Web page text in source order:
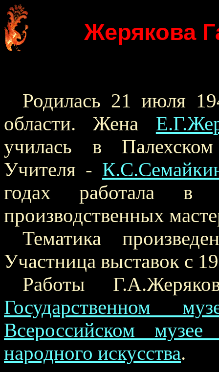
Жерякова
Родилась 21 июля
области. Жена
училась в
Учителя -
годах работала в
производственных
Тематика
Участница выставок с
Работы
Государственном
Всероссийском музее
народного искусства.